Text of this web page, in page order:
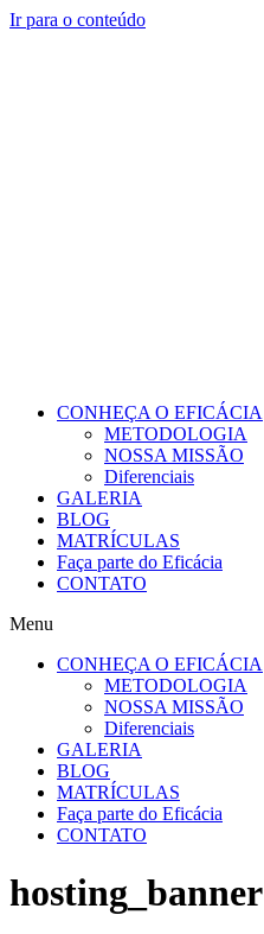
Ir para o conteúdo
CONHEÇA O EFICÁCIA
METODOLOGIA
NOSSA MISSÃO
Diferenciais
GALERIA
BLOG
MATRÍCULAS
Faça parte do Eficácia
CONTATO
Menu
CONHEÇA O EFICÁCIA
METODOLOGIA
NOSSA MISSÃO
Diferenciais
GALERIA
BLOG
MATRÍCULAS
Faça parte do Eficácia
CONTATO
hosting_banner